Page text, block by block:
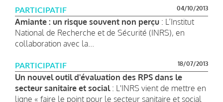
PARTICIPATIF 04/10/2013
Amiante : un risque souvent non perçu : L’Institut
National de Recherche et de Sécurité (INRS), en
collaboration avec la...
PARTICIPATIF 18/07/2013
Un nouvel outil d'évaluation des RPS dans le
secteur sanitaire et social: L'INRS vient de mettre en
ligne « faire le point pour le secteur sanitaire et social